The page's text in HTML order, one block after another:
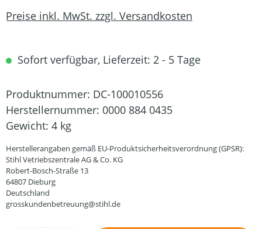
Preise inkl. MwSt. zzgl. Versandkosten
Sofort verfügbar, Lieferzeit: 2 - 5 Tage
Produktnummer: DC-100010556
Herstellernummer: 0000 884 0435
Gewicht: 4 kg
Herstellerangaben gemäß EU-Produktsicherheitsverordnung (GPSR):
Stihl Vetriebszentrale AG & Co. KG
Robert-Bosch-Straße 13
64807 Dieburg
Deutschland
grosskundenbetreuung@stihl.de